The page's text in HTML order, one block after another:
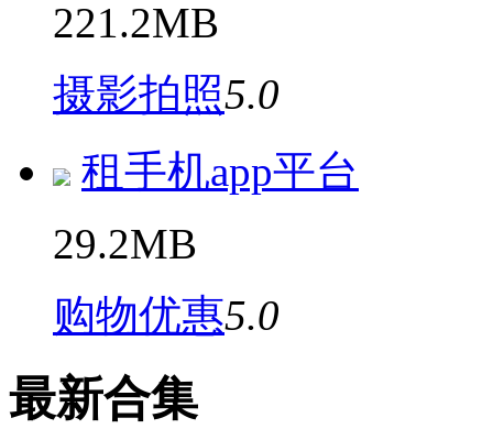
221.2MB
摄影拍照5.0
租手机app平台
29.2MB
购物优惠5.0
最新合集